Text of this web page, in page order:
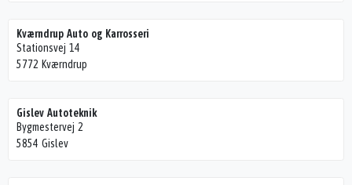
Kværndrup Auto og Karrosseri
Stationsvej 14
5772 Kværndrup
Gislev Autoteknik
Bygmestervej 2
5854 Gislev